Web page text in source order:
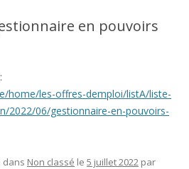
en pouvoirs
home/les-offres-demploi/listA/liste-
2022/06/gestionnaire-en-pouvoirs-
dans Non classé le 5 juillet 2022 par